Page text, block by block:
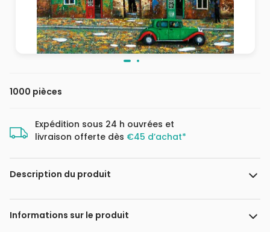
1000 pièces
Expédition sous 24 h ouvrées et
livraison offerte dès €45 d’achat*
Description du produit
David Martiashvili
Informations sur le produit